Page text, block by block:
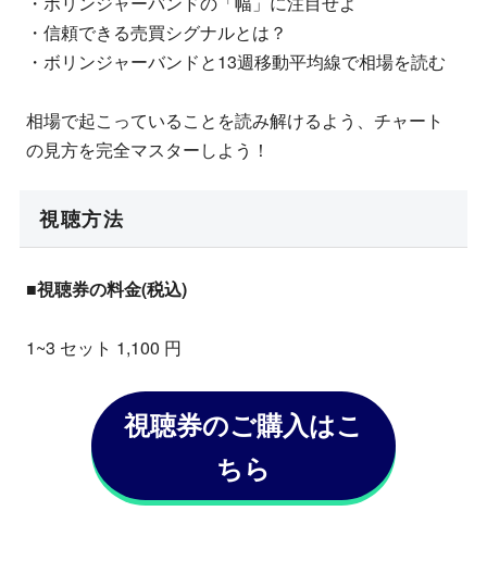
・信頼できる売買シグナルとは？
・ボリンジャーバンドと13週移動平均線で相場を読む
相場で起こっていることを読み解けるよう、チャート
の見方を完全マスターしよう！
視聴方法
■視聴券の料金(税込)
1~3 セット 1,100 円
視聴券のご購入はこ
ちら